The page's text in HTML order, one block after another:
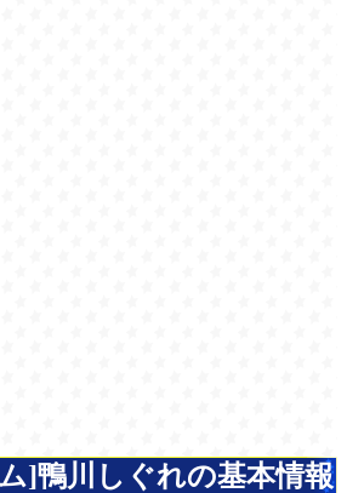
]鴨川しぐれの基本情報